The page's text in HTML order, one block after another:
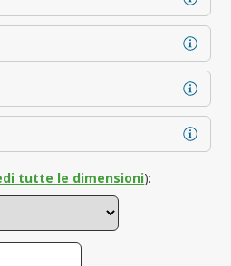
tutte le dimensioni):